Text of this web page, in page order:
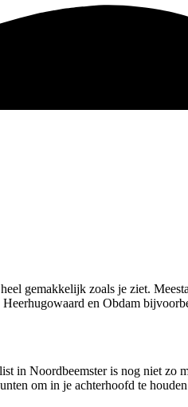
gemakkelijk zoals je ziet.
en Obdam
in Noordbeemster is nog niet
om in je achterhoofd te